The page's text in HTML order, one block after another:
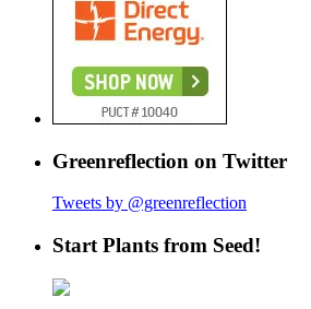
Greenreflection on Twitter
Tweets by @greenreflection
Start Plants from Seed!